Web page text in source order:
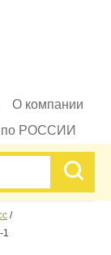
О компании
по РОССИИ